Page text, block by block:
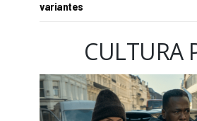
variantes
CULTURA